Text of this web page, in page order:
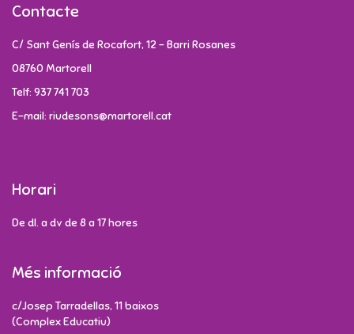
Contacte
C/ Sant Genís de Rocafort, 12 - Barri Rosanes
08760 Martorell
Telf: 937 741 703
E-mail: riudesons@martorell.cat
Horari
De dl. a dv de 8 a 17 hores
Més informació
c/Josep Tarradellas, 11 baixos
(Complex Educatiu)